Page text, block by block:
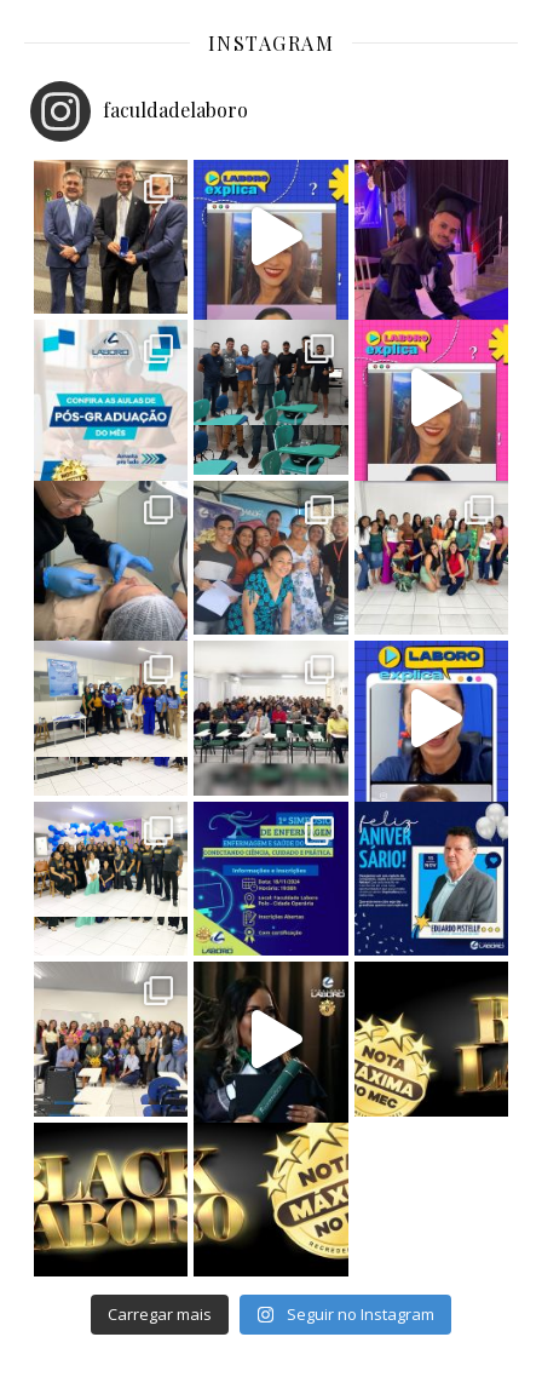
INSTAGRAM
faculdadelaboro
Homenagem e Reconhecimento!
O pro Laboro Explica: Saiba tudo sobre Bacharel Ex-aluno Laboro conquistando grandes voos!
Faça Pós na Laboro! As aulas deste mês
Tecnologia e Solidariedade em Ação!
**LABORO EXPLICA: O QUE SIGNIFICA SER NOTA
Final de semana de muito aprendizado na Pós-
Amanhã é o grande dia! Nossos alunos d
Psicologia em Ação: Novembro Azul na Laboro Laboro Explica: Tudo sobre o ENADE! A live c
I Seminário de Enfermagem
Com o
1º Simpósio de Enfermagem
Um evento Hoje celebramos a vida do nosso Diretor A
Na última edição da série Entrelaços de S
#TBT da Colação de Grau
Reviver
Cursos de Graduação: até 75% OFF
Pós-Graduação: até 55% OFF
Avanc
Carregar mais Seguir no Instagram